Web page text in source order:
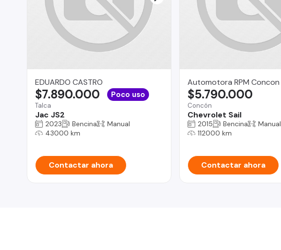
EDUARDO CASTRO
Talca
Jac JS2
$7.890.000 Poco uso
2023 Bencina
Manual
43000 km
Contactar ahora
Automotora RPM Concon
Concón
Chevrolet Sail
$5.790.000
2015 Bencina
Manual
112000 km
Contactar ahora